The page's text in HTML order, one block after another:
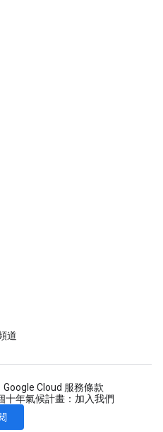
道
Google Cloud 服務條款
十年氣候計畫：加入我們